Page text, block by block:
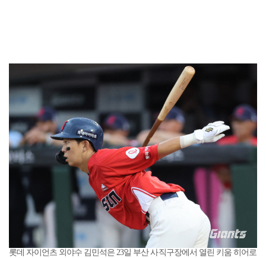
롯데 자이언츠 외야수 김민석은 23일 부산 사직구장에서 열린 키움 히어로